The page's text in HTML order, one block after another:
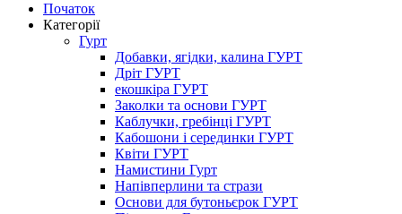
Початок
Категорії
Гурт
Добавки, ягідки, калина ГУРТ
Дріт ГУРТ
екошкіра ГУРТ
Заколки та основи ГУРТ
Каблучки, гребінці ГУРТ
Кабошони і серединки ГУРТ
Квіти ГУРТ
Намистини Гурт
Напівперлини та стрази
Основи для бутоньєрок ГУРТ